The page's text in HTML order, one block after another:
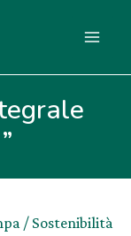
/ Sostenibilità